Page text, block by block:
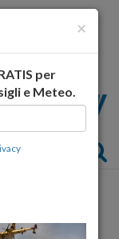
×
per
e Meteo.